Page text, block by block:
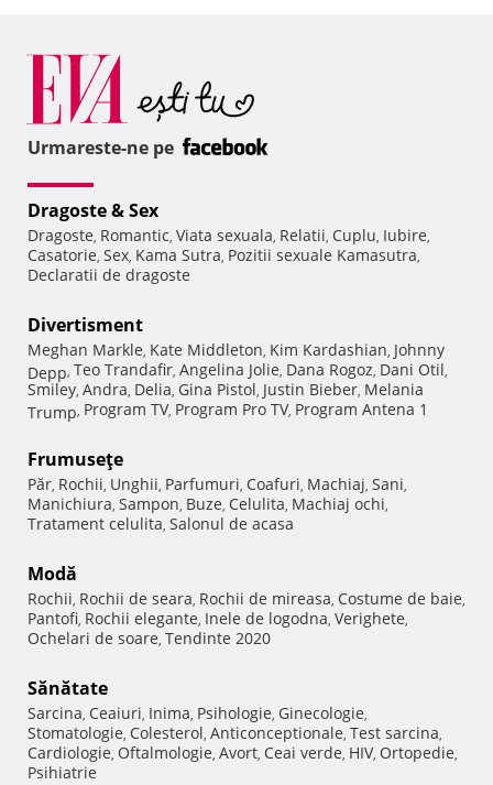
Urmareste-ne pe
Dragoste & Sex
Dragoste, Romantic, Viata sexuala, Relatii, Cuplu, Iubire,
Casatorie, Sex, Kama Sutra, Pozitii sexuale Kamasutra,
Declaratii de dragoste
Divertisment
Meghan Markle, Kate Middleton, Kim Kardashian, Johnny
Depp, Teo Trandafir, Angelina Jolie, Dana Rogoz, Dani Otil,
Smiley, Andra, Delia, Gina Pistol, Justin Bieber, Melania
Trump, Program TV, Program Pro TV, Program Antena 1
Frumuseţe
Păr, Rochii, Unghii, Parfumuri, Coafuri, Machiaj, Sani,
Manichiura, Sampon, Buze, Celulita, Machiaj ochi,
Tratament celulita, Salonul de acasa
Modă
Rochii, Rochii de seara, Rochii de mireasa, Costume de baie,
Pantofi, Rochii elegante, Inele de logodna, Verighete,
Ochelari de soare, Tendinte 2020
Sănătate
Sarcina, Ceaiuri, Inima, Psihologie, Ginecologie,
Stomatologie, Colesterol, Anticonceptionale, Test sarcina,
Cardiologie, Oftalmologie, Avort, Ceai verde, HIV, Ortopedie,
Psihiatrie